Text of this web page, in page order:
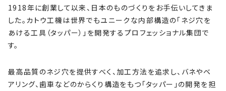
1918年に創業して以来、日本のものづくりをお手伝いしてきま
した。カトウ工機は世界でもユニークな内部構造の「ネジ穴を
あける工具（タッパー）」を開発するプロフェッショナル集団で
す。
最高品質のネジ穴を提供すべく、加工方法を追求し、バネやベ
アリング、歯車などのからくり構造をもつ「タッパー」の開発を担